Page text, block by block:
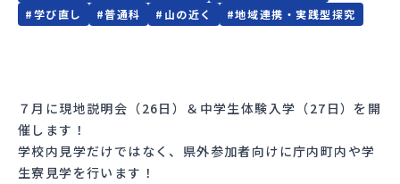
#学び直し #普通科 # 山の近く #地域連携・実践型探究
７月に現地説明会（26日）＆中学生体験入学（27日）を開
催します！
学校内見学だけではなく、県外参加者向けに庁内町内や学
生寮見学を行います！